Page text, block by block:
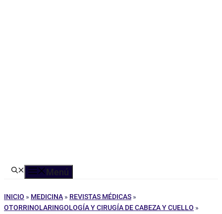
Menú
INICIO » MEDICINA » REVISTAS MÉDICAS »
OTORRINOLARINGOLOGÍA Y CIRUGÍA DE CABEZA Y CUELLO »